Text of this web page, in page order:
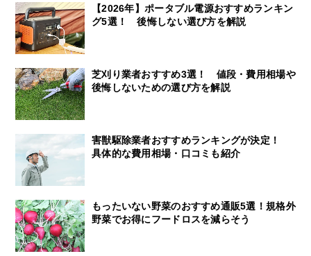
【2026年】ポータブル電源おすすめランキン
グ5選！ 後悔しない選び方を解説
芝刈り業者おすすめ3選！ 値段・費用相場や
後悔しないための選び方を解説
害獣駆除業者おすすめランキングが決定！
具体的な費用相場・口コミも紹介
もったいない野菜のおすすめ通販5選！規格外
野菜でお得にフードロスを減らそう